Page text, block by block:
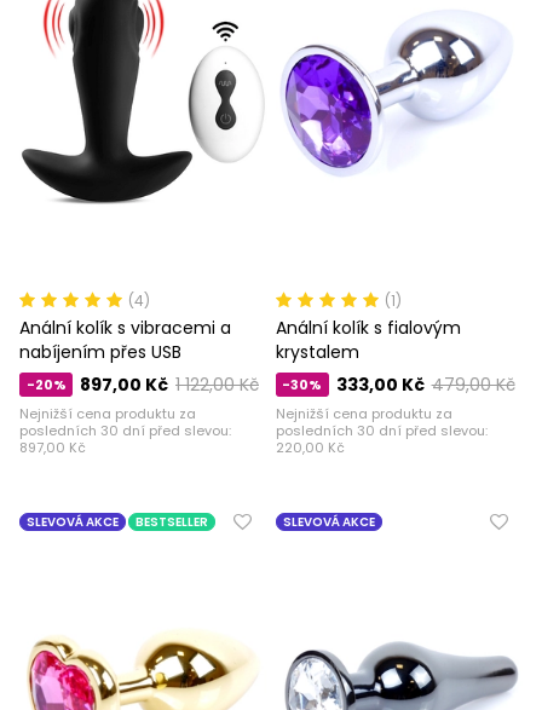
(4)
Anální kolík s vibracemi a
nabíjením přes USB
-20% 1 122,00 Kč
897,00 Kč
Nejnižší cena produktu za
posledních 30 dní před slevou:
897,00 Kč
(1)
Anální kolík s fialovým
krystalem
-30% 479,00 Kč
333,00 Kč
Nejnižší cena produktu za
posledních 30 dní před slevou:
220,00 Kč
SLEVOVÁ AKCE BESTSELLER SLEVOVÁ AKCE